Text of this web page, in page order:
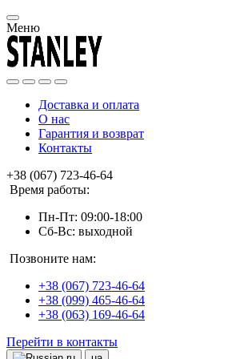
Меню
Доставка и оплата
О нас
Гарантия и возврат
Контакты
+38 (067) 723-46-64
Время работы:
Пн-Пт: 09:00-18:00
Сб-Вс: выходной
Позвоните нам:
+38 (067) 723-46-64
+38 (099) 465-46-64
+38 (063) 169-46-64
Перейти в контакты